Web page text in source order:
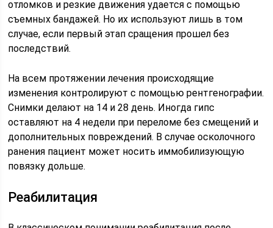
отломков и резкие движения удается с помощью
съемных бандажей. Но их используют лишь в том
случае, если первый этап сращения прошел без
последствий.
На всем протяжении лечения происходящие
изменения контролируют с помощью рентгенографии.
Снимки делают на 14 и 28 день. Иногда гипс
оставляют на 4 недели при переломе без смещений и
дополнительных повреждений. В случае осколочного
ранения пациент может носить иммобилизующую
повязку дольше.
Реабилитация